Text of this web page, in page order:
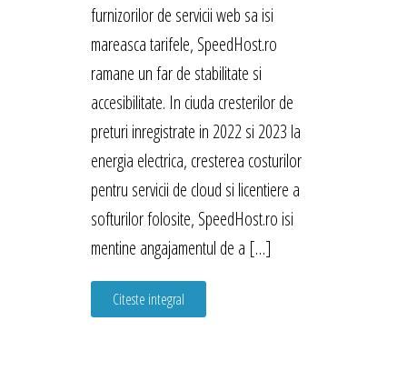
furnizorilor de servicii web sa isi
mareasca tarifele, SpeedHost.ro
ramane un far de stabilitate si
accesibilitate. In ciuda cresterilor de
preturi inregistrate in 2022 si 2023 la
energia electrica, cresterea costurilor
pentru servicii de cloud si licentiere a
softurilor folosite, SpeedHost.ro isi
mentine angajamentul de a […]
Citeste integral